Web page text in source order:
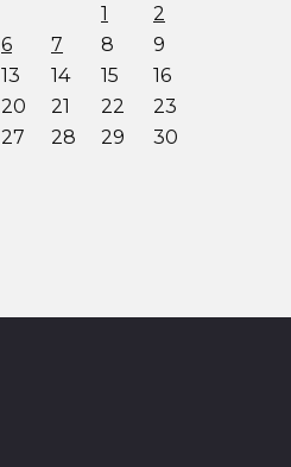
1
2
6 7 8
9
13 14 15
16
20 21 22
23
27 28 29
30